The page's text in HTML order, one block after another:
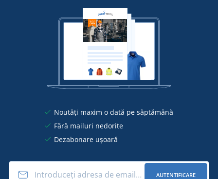
Noutăți maxim o dată pe săptămână
Fără mailuri nedorite
Dezabonare ușoară
AUTENTIFICARE